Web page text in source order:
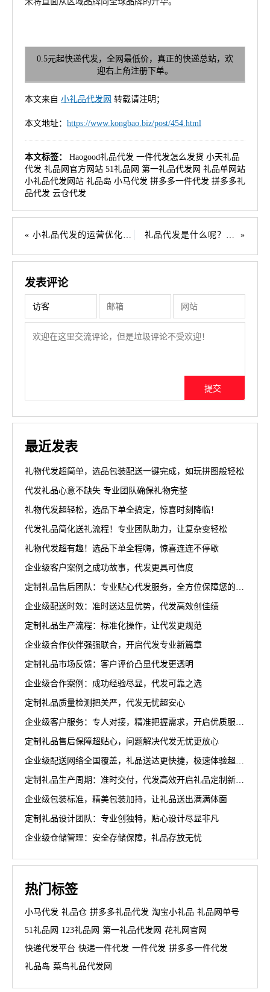
0.5元起快递代发，全网最低价，真正的快递总站，欢
迎右上角注册下单。
本文来自 小礼品代发网 转载请注明；
本文地址： https://www.kongbao.biz/post/454.html
本文标签： Haogood礼品代发 一件代发怎么发货 小天礼品
代发 礼品网官方网站 51礼品网 第一礼品代发网 礼品单网站
小礼品代发网站 礼品岛 小马代发 拼多多一件代发 拼多多礼
品代发 云仓代发
小礼品代发的运营优化方法与经验
发表评论
最近发表
礼物代发超简单，选品包装配送一键完成，如玩拼图般轻松
代发礼品心意不缺失 专业团队确保礼物完整
礼物代发超轻松，选品下单全搞定，惊喜时刻降临！
代发礼品简化送礼流程！专业团队助力，让复杂变轻松
礼物代发超有趣！选品下单全程嗨，惊喜连连不停歇
企业级客户案例之成功故事，代发更具可信度
企业级配送时效：准时送达显优势，代发高效创佳绩
定制礼品生产流程：标准化操作，让代发更规范
企业级合作伙伴强强联合，开启代发专业新篇章
定制礼品市场反馈：客户评价凸显代发更透明
企业级合作案例：成功经验尽显，代发可靠之选
定制礼品质量检测把关严，代发无忧超安心
定制礼品售后保障超贴心，问题解决代发无忧更放心
企业级包装标准，精美包装加持，让礼品送出满满体面
定制礼品设计团队：专业创独特，贴心设计尽显非凡
企业级仓储管理：安全存储保障，礼品存放无忧
热门标签
小马代发 礼品仓 拼多多礼品代发 淘宝小礼品 礼品网单号
51礼品网 123礼品网 第一礼品代发网 花礼网官网
快递代发平台 快递一件代发 一件代发 拼多多一件代发
礼品岛 菜鸟礼品代发网